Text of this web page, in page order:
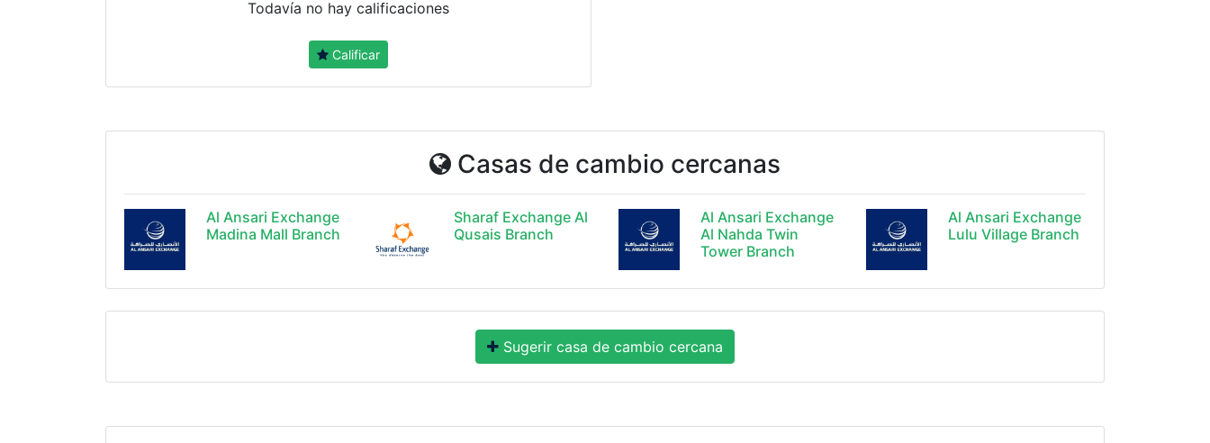
Todavía no hay calificaciones
Calificar
Casas de cambio cercanas
Al Ansari Exchange
Madina Mall Branch
Sharaf Exchange Al
Qusais Branch
Al Ansari Exchange
Al Nahda Twin
Tower Branch
Al Ansari Exchange
Lulu Village Branch
Sugerir casa de cambio cercana